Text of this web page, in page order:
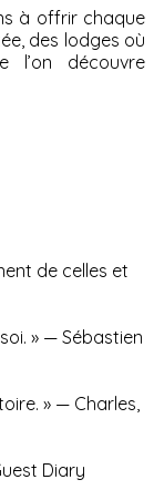
à offrir chaque
des lodges où
l’on découvre
de celles et
» — Sébastien
» — Charles,
Diary